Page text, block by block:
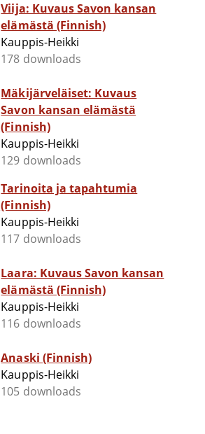
Viija: Kuvaus Savon kansan
elämästä (Finnish)
Kauppis-Heikki
178 downloads
Mäkijärveläiset: Kuvaus
Savon kansan elämästä
(Finnish)
Kauppis-Heikki
129 downloads
Tarinoita ja tapahtumia
(Finnish)
Kauppis-Heikki
117 downloads
Laara: Kuvaus Savon kansan
elämästä (Finnish)
Kauppis-Heikki
116 downloads
Anaski (Finnish)
Kauppis-Heikki
105 downloads